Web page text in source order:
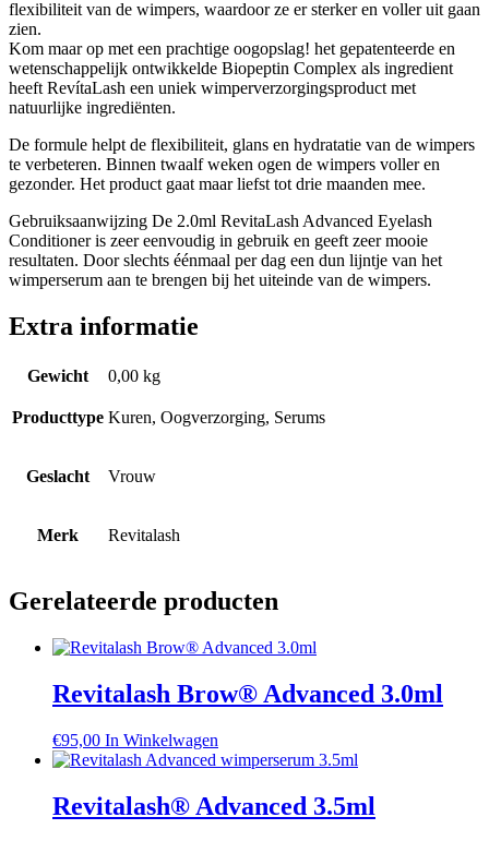
flexibiliteit van de wimpers, waardoor ze er sterker en voller uit gaan
zien.
Kom maar op met een prachtige oogopslag! het gepatenteerde en
wetenschappelijk ontwikkelde Biopeptin Complex als ingredient
heeft RevítaLash een uniek wimperverzorgingsproduct met
natuurlijke ingrediënten.
De formule helpt de flexibiliteit, glans en hydratatie van de wimpers
te verbeteren. Binnen twaalf weken ogen de wimpers voller en
gezonder. Het product gaat maar liefst tot drie maanden mee.
Gebruiksaanwijzing De 2.0ml RevitaLash Advanced Eyelash
Conditioner is zeer eenvoudig in gebruik en geeft zeer mooie
resultaten. Door slechts éénmaal per dag een dun lijntje van het
wimperserum aan te brengen bij het uiteinde van de wimpers.
Extra informatie
Gewicht 0,00 kg
Producttype Kuren, Oogverzorging, Serums
Geslacht Vrouw
Merk Revitalash
Gerelateerde producten
Revitalash Brow® Advanced 3.0ml
€95,00 In Winkelwagen
Revitalash® Advanced 3.5ml